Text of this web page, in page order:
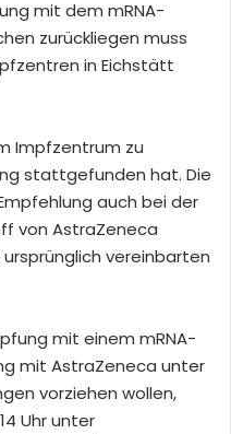
mit dem mRNA-
zurückliegen muss
in Eichstätt
Impfzentrum zu
stattgefunden hat. Die
auch bei der
von AstraZeneca
vereinbarten
mit einem mRNA-
mit AstraZeneca unter
vorziehen wollen,
Uhr unter